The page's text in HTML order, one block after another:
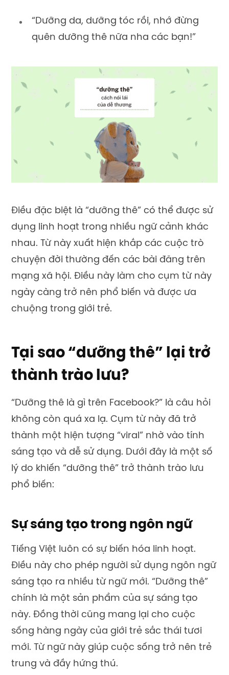
“Dưỡng da, dưỡng tóc rồi, nhớ đừng
quên dưỡng thê nữa nha các bạn!”
Điều đặc biệt là “dưỡng thê” có thể được sử
dụng linh hoạt trong nhiều ngữ cảnh khác
nhau. Từ này xuất hiện khắp các cuộc trò
chuyện đời thường đến các bài đăng trên
mạng xã hội. Điều này làm cho cụm từ này
ngày càng trở nên phổ biến và được ưa
chuộng trong giới trẻ.
Tại sao “dưỡng thê” lại trở
thành trào lưu?
“Dưỡng thê là gì trên Facebook?” là câu hỏi
không còn quá xa lạ. Cụm từ này đã trở
thành một hiện tượng “viral” nhờ vào tính
sáng tạo và dễ sử dụng. Dưới đây là một số
lý do khiến “dưỡng thê” trở thành trào lưu
phổ biến:
Sự sáng tạo trong ngôn ngữ
Tiếng Việt luôn có sự biến hóa linh hoạt.
Điều này cho phép người sử dụng ngôn ngữ
sáng tạo ra nhiều từ ngữ mới. “Dưỡng thê”
chính là một sản phẩm của sự sáng tạo
này. Đồng thời cũng mang lại cho cuộc
sống hàng ngày của giới trẻ sắc thái tươi
mới. Từ ngữ này giúp cuộc sống trở nên trẻ
trung và đầy hứng thú.